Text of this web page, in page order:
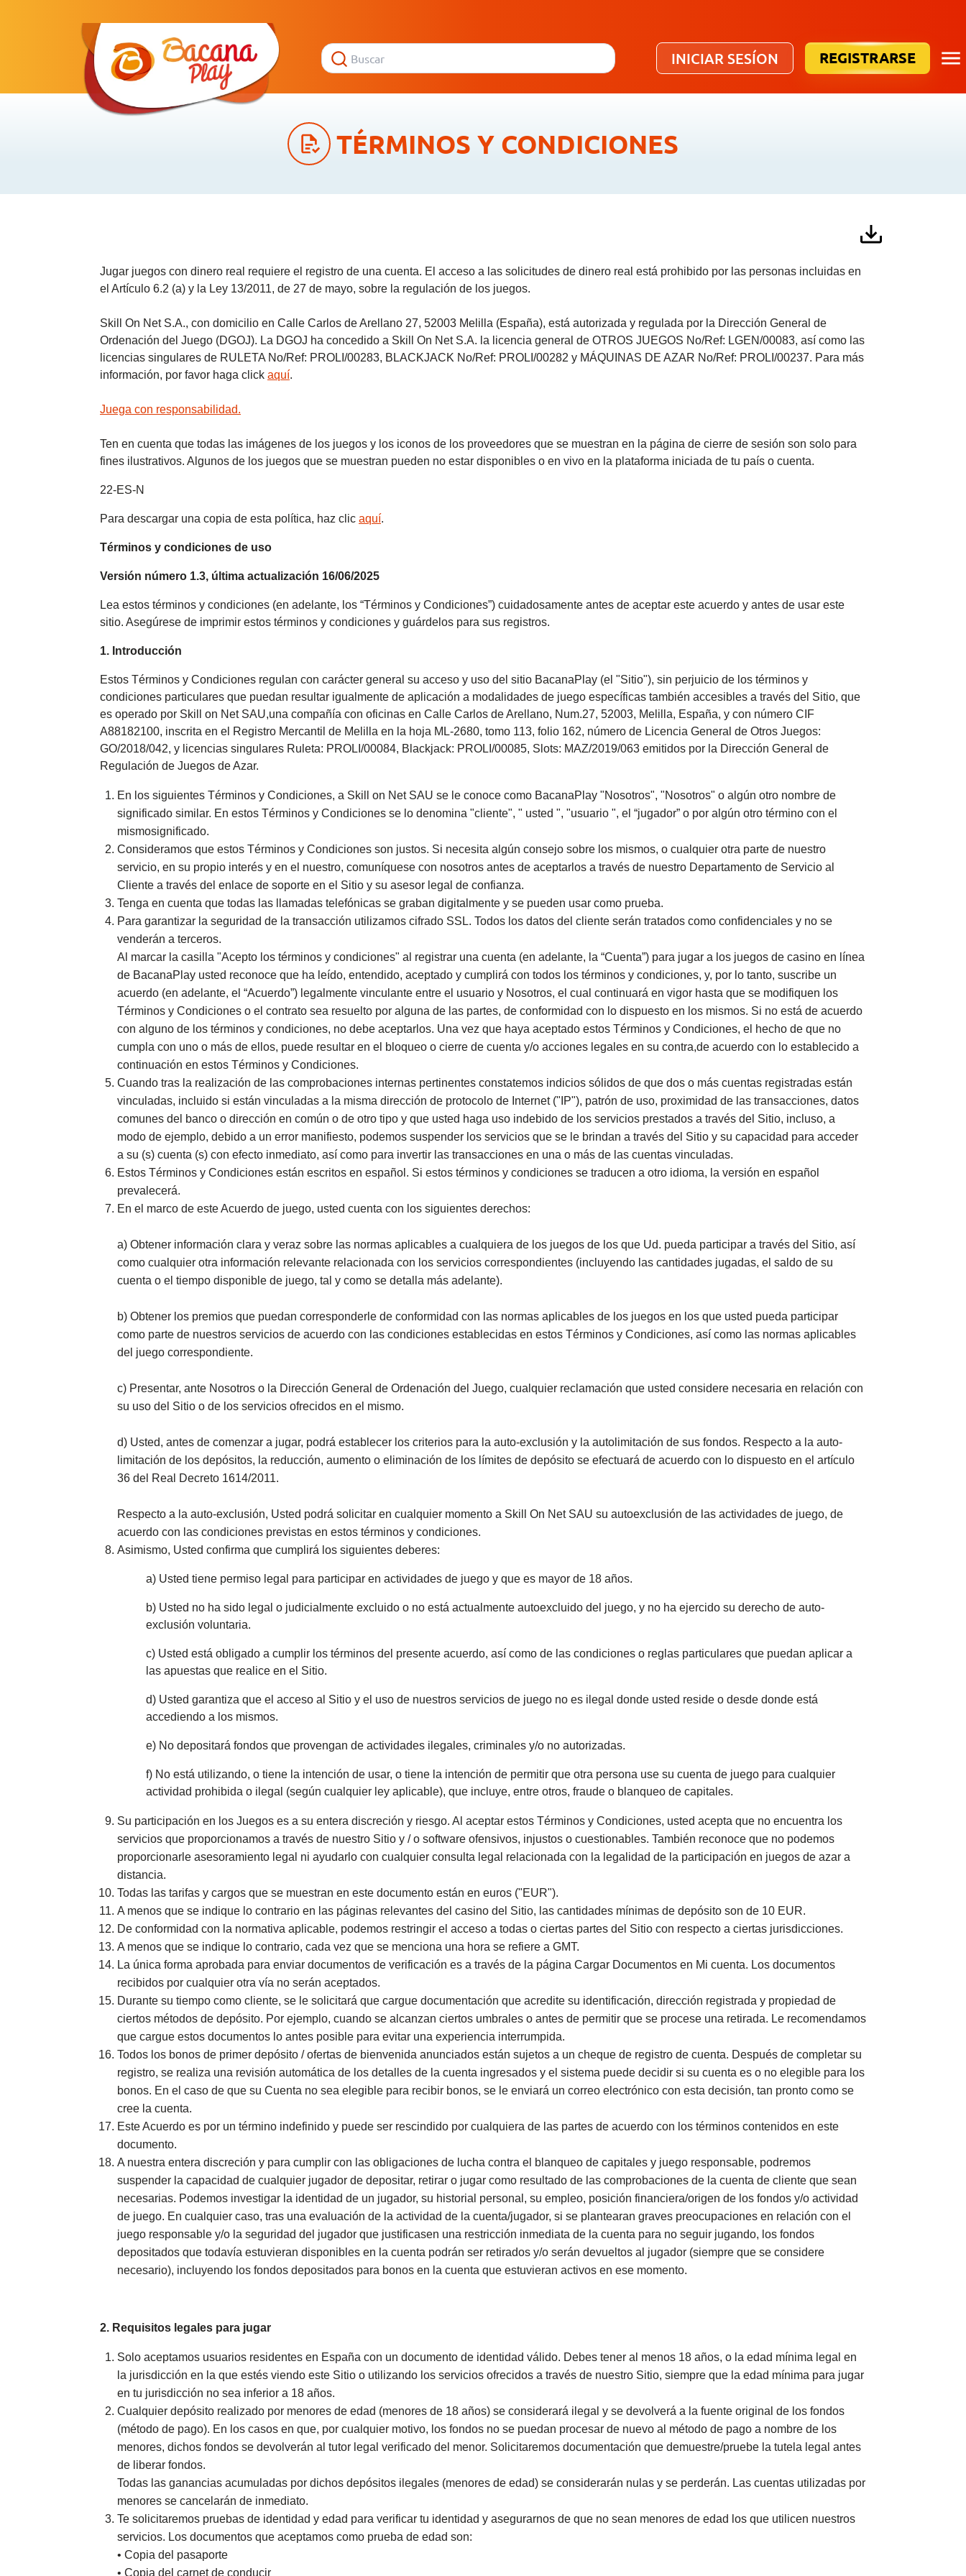
INICIAR SESÍON REGISTRARSE
TÉRMINOS Y CONDICIONES
Jugar juegos con dinero real requiere el registro de una cuenta. El acceso a las solicitudes de dinero real está prohibido por las personas incluidas en
el Artículo 6.2 (a) y la Ley 13/2011, de 27 de mayo, sobre la regulación de los juegos.
Skill On Net S.A., con domicilio en Calle Carlos de Arellano 27, 52003 Melilla (España), está autorizada y regulada por la Dirección General de
Ordenación del Juego (DGOJ). La DGOJ ha concedido a Skill On Net S.A. la licencia general de OTROS JUEGOS No/Ref: LGEN/00083, así como las
licencias singulares de RULETA No/Ref: PROLI/00283, BLACKJACK No/Ref: PROLI/00282 y MÁQUINAS DE AZAR No/Ref: PROLI/00237. Para más
información, por favor haga click aquí.
Juega con responsabilidad.
Ten en cuenta que todas las imágenes de los juegos y los iconos de los proveedores que se muestran en la página de cierre de sesión son solo para
fines ilustrativos. Algunos de los juegos que se muestran pueden no estar disponibles o en vivo en la plataforma iniciada de tu país o cuenta.
22-ES-N
Para descargar una copia de esta política, haz clic aquí.
Términos y condiciones de uso
Versión número 1.3, última actualización 16/06/2025
Lea estos términos y condiciones (en adelante, los “Términos y Condiciones”) cuidadosamente antes de aceptar este acuerdo y antes de usar este
sitio. Asegúrese de imprimir estos términos y condiciones y guárdelos para sus registros.
1. Introducción
Estos Términos y Condiciones regulan con carácter general su acceso y uso del sitio BacanaPlay (el "Sitio"), sin perjuicio de los términos y
condiciones particulares que puedan resultar igualmente de aplicación a modalidades de juego específicas también accesibles a través del Sitio, que
es operado por Skill on Net SAU,una compañía con oficinas en Calle Carlos de Arellano, Num.27, 52003, Melilla, España, y con número CIF
A88182100, inscrita en el Registro Mercantil de Melilla en la hoja ML-2680, tomo 113, folio 162, número de Licencia General de Otros Juegos:
GO/2018/042, y licencias singulares Ruleta: PROLI/00084, Blackjack: PROLI/00085, Slots: MAZ/2019/063 emitidos por la Dirección General de
Regulación de Juegos de Azar.
En los siguientes Términos y Condiciones, a Skill on Net SAU se le conoce como BacanaPlay "Nosotros", "Nosotros" o algún otro nombre de
significado similar. En estos Términos y Condiciones se lo denomina "cliente", " usted ", "usuario ", el “jugador” o por algún otro término con el
mismosignificado.
Consideramos que estos Términos y Condiciones son justos. Si necesita algún consejo sobre los mismos, o cualquier otra parte de nuestro
servicio, en su propio interés y en el nuestro, comuníquese con nosotros antes de aceptarlos a través de nuestro Departamento de Servicio al
Cliente a través del enlace de soporte en el Sitio y su asesor legal de confianza.
Tenga en cuenta que todas las llamadas telefónicas se graban digitalmente y se pueden usar como prueba.
Para garantizar la seguridad de la transacción utilizamos cifrado SSL. Todos los datos del cliente serán tratados como confidenciales y no se
venderán a terceros.
Al marcar la casilla "Acepto los términos y condiciones" al registrar una cuenta (en adelante, la “Cuenta”) para jugar a los juegos de casino en línea
de BacanaPlay usted reconoce que ha leído, entendido, aceptado y cumplirá con todos los términos y condiciones, y, por lo tanto, suscribe un
acuerdo (en adelante, el “Acuerdo”) legalmente vinculante entre el usuario y Nosotros, el cual continuará en vigor hasta que se modifiquen los
Términos y Condiciones o el contrato sea resuelto por alguna de las partes, de conformidad con lo dispuesto en los mismos. Si no está de acuerdo
con alguno de los términos y condiciones, no debe aceptarlos. Una vez que haya aceptado estos Términos y Condiciones, el hecho de que no
cumpla con uno o más de ellos, puede resultar en el bloqueo o cierre de cuenta y/o acciones legales en su contra,de acuerdo con lo establecido a
continuación en estos Términos y Condiciones.
Cuando tras la realización de las comprobaciones internas pertinentes constatemos indicios sólidos de que dos o más cuentas registradas están
vinculadas, incluido si están vinculadas a la misma dirección de protocolo de Internet ("IP"), patrón de uso, proximidad de las transacciones, datos
comunes del banco o dirección en común o de otro tipo y que usted haga uso indebido de los servicios prestados a través del Sitio, incluso, a
modo de ejemplo, debido a un error manifiesto, podemos suspender los servicios que se le brindan a través del Sitio y su capacidad para acceder
a su (s) cuenta (s) con efecto inmediato, así como para invertir las transacciones en una o más de las cuentas vinculadas.
Estos Términos y Condiciones están escritos en español. Si estos términos y condiciones se traducen a otro idioma, la versión en español
prevalecerá.
En el marco de este Acuerdo de juego, usted cuenta con los siguientes derechos:
a) Obtener información clara y veraz sobre las normas aplicables a cualquiera de los juegos de los que Ud. pueda participar a través del Sitio, así
como cualquier otra información relevante relacionada con los servicios correspondientes (incluyendo las cantidades jugadas, el saldo de su
cuenta o el tiempo disponible de juego, tal y como se detalla más adelante).
b) Obtener los premios que puedan corresponderle de conformidad con las normas aplicables de los juegos en los que usted pueda participar
como parte de nuestros servicios de acuerdo con las condiciones establecidas en estos Términos y Condiciones, así como las normas aplicables
del juego correspondiente.
c) Presentar, ante Nosotros o la Dirección General de Ordenación del Juego, cualquier reclamación que usted considere necesaria en relación con
su uso del Sitio o de los servicios ofrecidos en el mismo.
d) Usted, antes de comenzar a jugar, podrá establecer los criterios para la auto-exclusión y la autolimitación de sus fondos. Respecto a la auto-
limitación de los depósitos, la reducción, aumento o eliminación de los límites de depósito se efectuará de acuerdo con lo dispuesto en el artículo
36 del Real Decreto 1614/2011.
Respecto a la auto-exclusión, Usted podrá solicitar en cualquier momento a Skill On Net SAU su autoexclusión de las actividades de juego, de
acuerdo con las condiciones previstas en estos términos y condiciones.
Asimismo, Usted confirma que cumplirá los siguientes deberes:
a) Usted tiene permiso legal para participar en actividades de juego y que es mayor de 18 años.
b) Usted no ha sido legal o judicialmente excluido o no está actualmente autoexcluido del juego, y no ha ejercido su derecho de auto-
exclusión voluntaria.
c) Usted está obligado a cumplir los términos del presente acuerdo, así como de las condiciones o reglas particulares que puedan aplicar a
las apuestas que realice en el Sitio.
d) Usted garantiza que el acceso al Sitio y el uso de nuestros servicios de juego no es ilegal donde usted reside o desde donde está
accediendo a los mismos.
e) No depositará fondos que provengan de actividades ilegales, criminales y/o no autorizadas.
f) No está utilizando, o tiene la intención de usar, o tiene la intención de permitir que otra persona use su cuenta de juego para cualquier
actividad prohibida o ilegal (según cualquier ley aplicable), que incluye, entre otros, fraude o blanqueo de capitales.
Su participación en los Juegos es a su entera discreción y riesgo. Al aceptar estos Términos y Condiciones, usted acepta que no encuentra los
servicios que proporcionamos a través de nuestro Sitio y / o software ofensivos, injustos o cuestionables. También reconoce que no podemos
proporcionarle asesoramiento legal ni ayudarlo con cualquier consulta legal relacionada con la legalidad de la participación en juegos de azar a
distancia.
Todas las tarifas y cargos que se muestran en este documento están en euros ("EUR").
A menos que se indique lo contrario en las páginas relevantes del casino del Sitio, las cantidades mínimas de depósito son de 10 EUR.
De conformidad con la normativa aplicable, podemos restringir el acceso a todas o ciertas partes del Sitio con respecto a ciertas jurisdicciones.
A menos que se indique lo contrario, cada vez que se menciona una hora se refiere a GMT.
La única forma aprobada para enviar documentos de verificación es a través de la página Cargar Documentos en Mi cuenta. Los documentos
recibidos por cualquier otra vía no serán aceptados.
Durante su tiempo como cliente, se le solicitará que cargue documentación que acredite su identificación, dirección registrada y propiedad de
ciertos métodos de depósito. Por ejemplo, cuando se alcanzan ciertos umbrales o antes de permitir que se procese una retirada. Le recomendamos
que cargue estos documentos lo antes posible para evitar una experiencia interrumpida.
Todos los bonos de primer depósito / ofertas de bienvenida anunciados están sujetos a un cheque de registro de cuenta. Después de completar su
registro, se realiza una revisión automática de los detalles de la cuenta ingresados y el sistema puede decidir si su cuenta es o no elegible para los
bonos. En el caso de que su Cuenta no sea elegible para recibir bonos, se le enviará un correo electrónico con esta decisión, tan pronto como se
cree la cuenta.
Este Acuerdo es por un término indefinido y puede ser rescindido por cualquiera de las partes de acuerdo con los términos contenidos en este
documento.
A nuestra entera discreción y para cumplir con las obligaciones de lucha contra el blanqueo de capitales y juego responsable, podremos
suspender la capacidad de cualquier jugador de depositar, retirar o jugar como resultado de las comprobaciones de la cuenta de cliente que sean
necesarias. Podemos investigar la identidad de un jugador, su historial personal, su empleo, posición financiera/origen de los fondos y/o actividad
de juego. En cualquier caso, tras una evaluación de la actividad de la cuenta/jugador, si se plantearan graves preocupaciones en relación con el
juego responsable y/o la seguridad del jugador que justificasen una restricción inmediata de la cuenta para no seguir jugando, los fondos
depositados que todavía estuvieran disponibles en la cuenta podrán ser retirados y/o serán devueltos al jugador (siempre que se considere
necesario), incluyendo los fondos depositados para bonos en la cuenta que estuvieran activos en ese momento.
2. Requisitos legales para jugar
Solo aceptamos usuarios residentes en España con un documento de identidad válido. Debes tener al menos 18 años, o la edad mínima legal en
la jurisdicción en la que estés viendo este Sitio o utilizando los servicios ofrecidos a través de nuestro Sitio, siempre que la edad mínima para jugar
en tu jurisdicción no sea inferior a 18 años.
Cualquier depósito realizado por menores de edad (menores de 18 años) se considerará ilegal y se devolverá a la fuente original de los fondos
(método de pago). En los casos en que, por cualquier motivo, los fondos no se puedan procesar de nuevo al método de pago a nombre de los
menores, dichos fondos se devolverán al tutor legal verificado del menor. Solicitaremos documentación que demuestre/pruebe la tutela legal antes
de liberar fondos.
Todas las ganancias acumuladas por dichos depósitos ilegales (menores de edad) se considerarán nulas y se perderán. Las cuentas utilizadas por
menores se cancelarán de inmediato.
Te solicitaremos pruebas de identidad y edad para verificar tu identidad y asegurarnos de que no sean menores de edad los que utilicen nuestros
servicios. Los documentos que aceptamos como prueba de edad son:
• Copia del pasaporte
• Copia del carnet de conducir